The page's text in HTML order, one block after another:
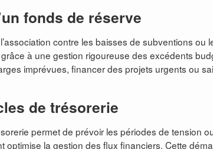
fonds de réserve
contre les baisses de subventions ou
à une gestion rigoureuse des excédents
imprévues, financer des projets urgents ou
de trésorerie
permet de prévoir les périodes de tension
optimise la gestion des flux financiers. Cette